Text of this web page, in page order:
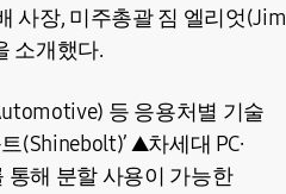
사장, 미주총괄 짐 엘리엇(Jim
소개했다.
등 응용처별 기술
(Shinebolt)’ ▲차세대 PC·
통해 분할 사용이 가능한